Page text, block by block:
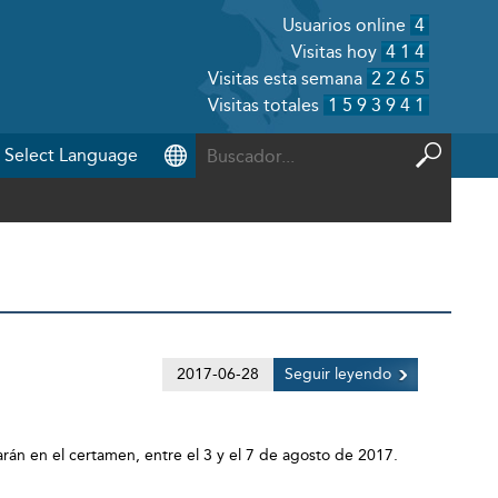
Usuarios online 4
Visitas hoy 414
Visitas esta semana 2265
Visitas totales 1593941
en el certamen, entre el 3 y el 7 de agosto de 2017.
2017-06-28 Seguir leyendo